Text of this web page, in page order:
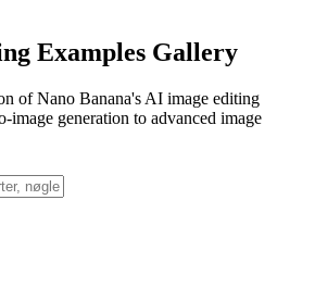
Examples Gallery
of Nano Banana's AI image editing
image generation to advanced image